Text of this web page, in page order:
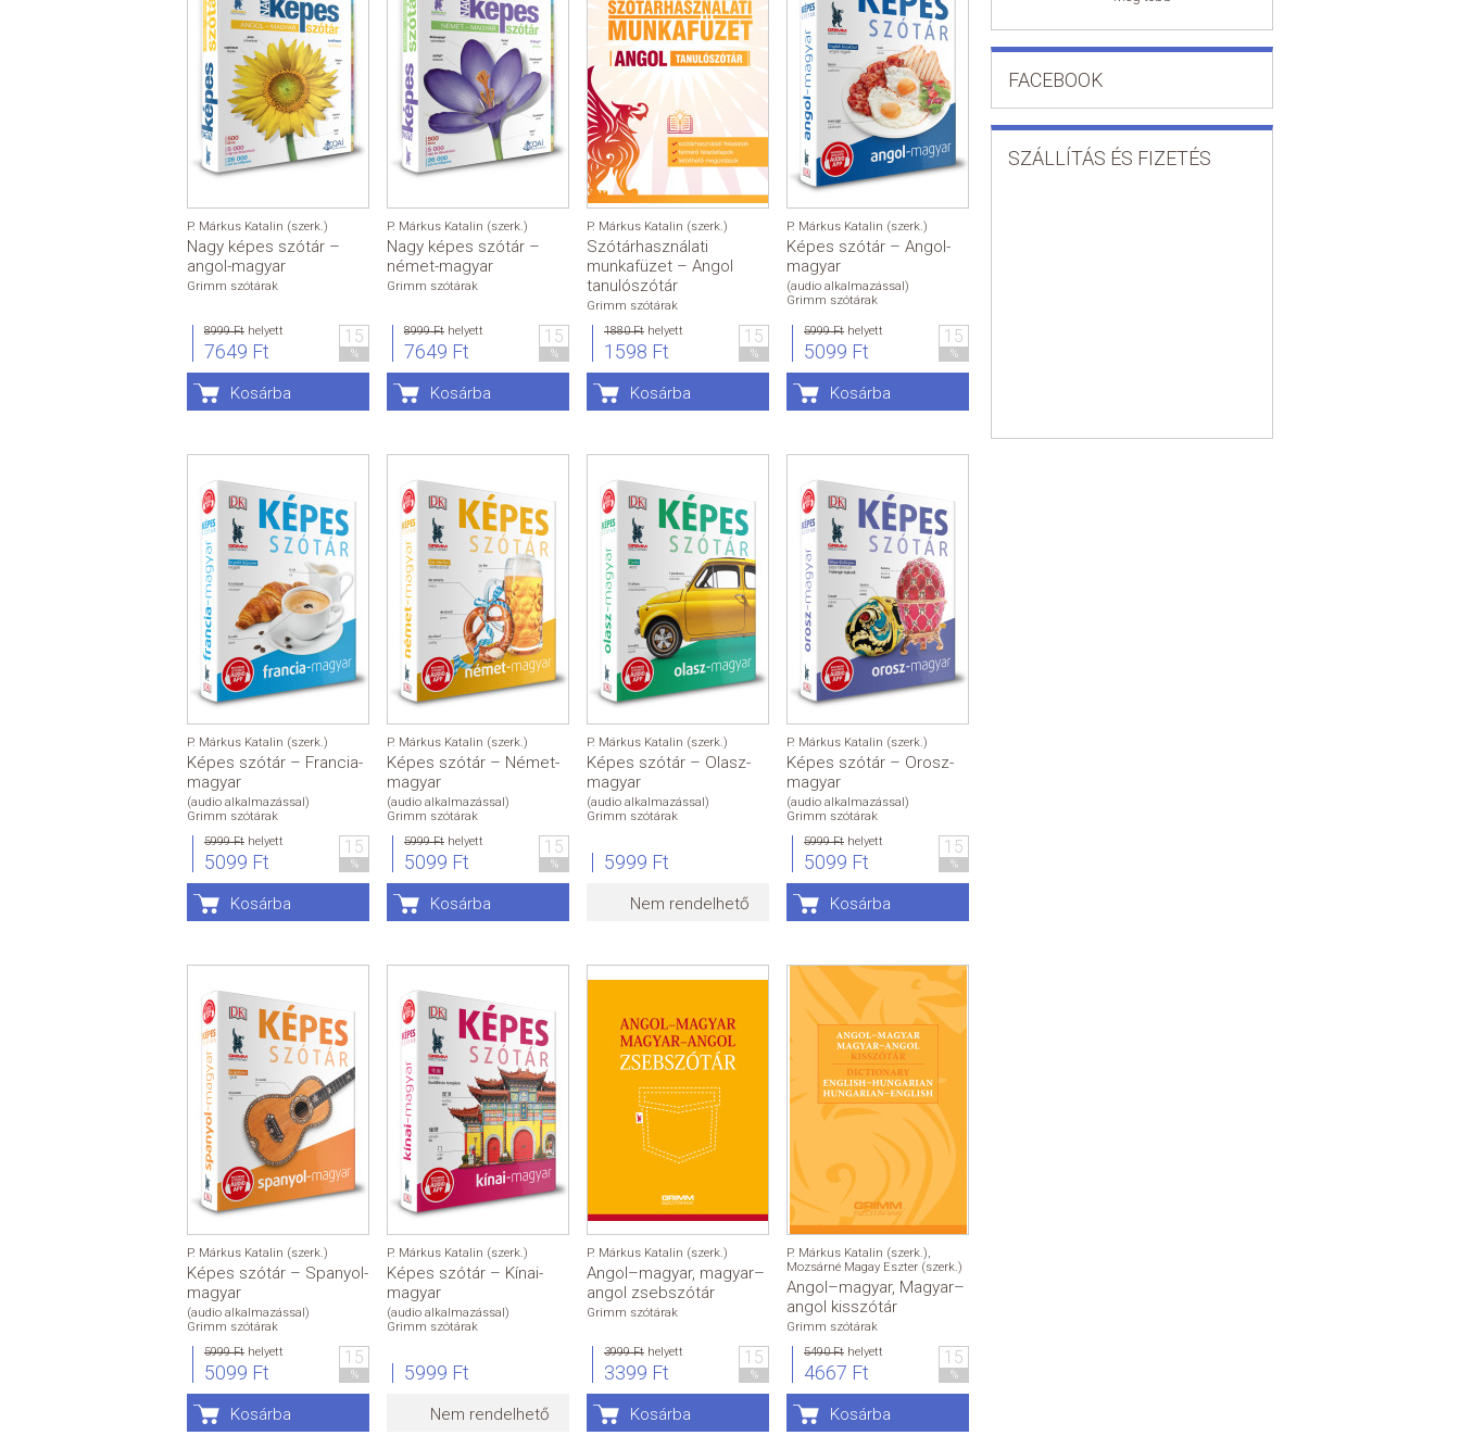
P. Márkus Katalin (szerk.)
Nagy képes szótár –
angol-magyar
Grimm szótárak
8999 Ft helyett
7649 Ft
15
%
Kosárba
P. Márkus Katalin (szerk.)
Nagy képes szótár –
német-magyar
Grimm szótárak
8999 Ft helyett
7649 Ft
15
%
Kosárba
P. Márkus Katalin (szerk.)
Szótárhasználati
munkafüzet – Angol
tanulószótár
Grimm szótárak
1880 Ft helyett
1598 Ft
15
%
Kosárba
P. Márkus Katalin (szerk.)
Képes szótár – Angol-
magyar
(audio alkalmazással)
Grimm szótárak
5999 Ft helyett
5099 Ft
15
%
Kosárba
P. Márkus Katalin (szerk.)
Képes szótár – Francia-
magyar
(audio alkalmazással)
Grimm szótárak
5999 Ft helyett
5099 Ft
15
%
Kosárba
P. Márkus Katalin (szerk.)
Képes szótár – Német-
magyar
(audio alkalmazással)
Grimm szótárak
5999 Ft helyett
5099 Ft
15
%
Kosárba
P. Márkus Katalin (szerk.)
Képes szótár – Olasz-
magyar
(audio alkalmazással)
Grimm szótárak
5999 Ft
Nem rendelhető
P. Márkus Katalin (szerk.)
Képes szótár – Orosz-
magyar
(audio alkalmazással)
Grimm szótárak
5999 Ft helyett
5099 Ft
15
%
Kosárba
P. Márkus Katalin (szerk.)
Képes szótár – Spanyol-
magyar
(audio alkalmazással)
Grimm szótárak
5999 Ft helyett
5099 Ft
15
%
Kosárba
P. Márkus Katalin (szerk.)
Képes szótár – Kínai-
magyar
(audio alkalmazással)
Grimm szótárak
5999 Ft
Nem rendelhető
P. Márkus Katalin (szerk.)
Angol–magyar, magyar–
angol zsebszótár
Grimm szótárak
3999 Ft helyett
3399 Ft
15
%
Kosárba
P. Márkus Katalin (szerk.),
Mozsárné Magay Eszter (szerk.)
Angol–magyar, Magyar–
angol kisszótár
Grimm szótárak
5490 Ft helyett
4667 Ft
15
%
Kosárba
FACEBOOK
SZÁLLÍTÁS ÉS FIZETÉS